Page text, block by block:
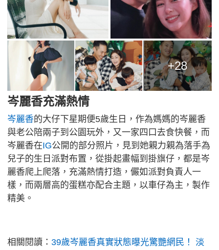
+28
岑麗香充滿熱情
岑麗香的大仔下星期便5歲生日，作為媽媽的岑麗香
與老公陪兩子到公園玩外，又一家四口去食快餐，而
岑麗香在IG公開的部分照片，見到她親力親為落手為
兒子的生日派對布置，從掛起畫幅到掛旗仔，都是岑
麗香爬上爬落，充滿熱情打造，儼如派對負責人一
樣，而兩層高的蛋糕亦配合主題，以車仔為主，製作
精美。
相關閱讀： 39歲岑麗香真實狀態曝光驚艷網民！ 淡